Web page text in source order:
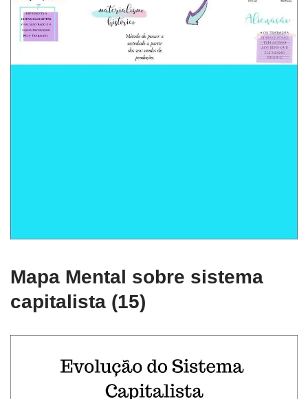
Mapa Mental sobre sistema
capitalista (15)